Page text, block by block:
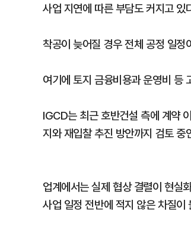
사업 지연에 따른 부담도 커지고 있
착공이 늦어질 경우 전체 공정 일
여기에 토지 금융비용과 운영비 등
IGCD는 최근 호반건설 측에 계약
지와 재입찰 추진 방안까지 검토 중
업계에서는 실제 협상 결렬이 현실
사업 일정 전반에 적지 않은 차질이